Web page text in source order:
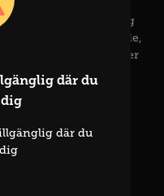
där du
där du
den närmaste vän
hänger varje dag
av identitetsskapande,
Men när Amber
Sebastian på prov.